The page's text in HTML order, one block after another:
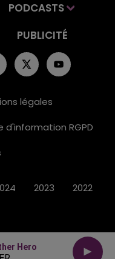
Hero
PODCASTS
PUBLICITÉ
légales
d'information RGPD
2023 2022